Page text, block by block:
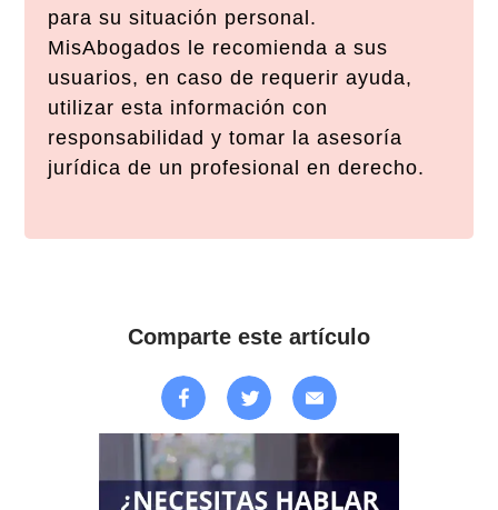
para su situación personal.
MisAbogados le recomienda a sus
usuarios, en caso de requerir ayuda,
utilizar esta información con
responsabilidad y tomar la asesoría
jurídica de un profesional en derecho.
Comparte este artículo